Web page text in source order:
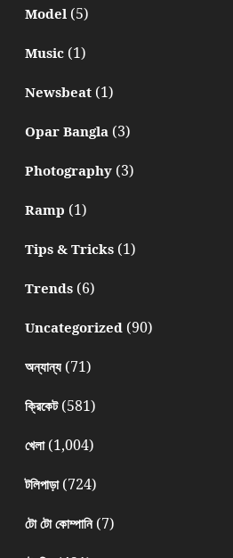
Model(5)
Music(1)
Newsbeat(1)
Opar Bangla(3)
Photography(3)
Ramp (1)
Tips & Tricks(1)
Trends(6)
Uncategorized(90)
অন্যান্য(71)
ক্রিকেট(581)
খেলা(1,004)
টলিপাড়া(724)
টো টো কোম্পানি(7)